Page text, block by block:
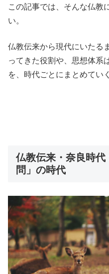
この記事では、そんな仏教
い。
仏教伝来から現代にいたる
ってきた役割や、思想体系
を、時代ごとにまとめてい
仏教伝来・奈良時
問」の時代